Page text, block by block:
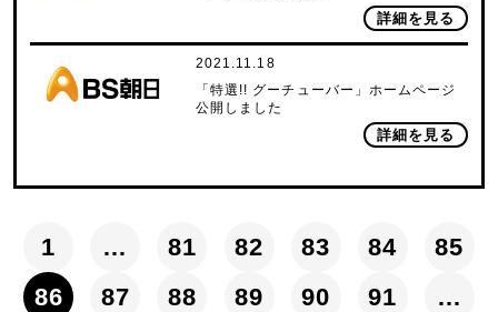
詳細を見る
2021.11.18
「特選!! グーチューバー」ホームページ
公開しました
詳細を見る
1 … 81 82 83 84
85
86
87 88 89 90 91
…